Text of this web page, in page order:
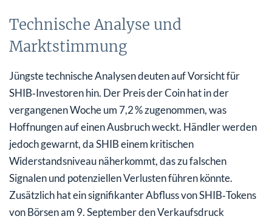
Technische Analyse und
Marktstimmung
Jüngste technische Analysen deuten auf Vorsicht für
SHIB‑Investoren hin. Der Preis der Coin hat in der
vergangenen Woche um 7,2 % zugenommen, was
Hoffnungen auf einen Ausbruch weckt. Händler werden
jedoch gewarnt, da SHIB einem kritischen
Widerstandsniveau näherkommt, das zu falschen
Signalen und potenziellen Verlusten führen könnte.
Zusätzlich hat ein signifikanter Abfluss von SHIB‑Tokens
von Börsen am 9. September den Verkaufsdruck